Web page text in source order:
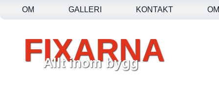
OM GALLERI KONTAKT
FIXARNA
Allt inom bygg